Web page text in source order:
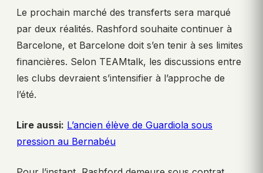
Le prochain marché des transferts sera marqué
par deux réalités. Rashford souhaite continuer à
Barcelone, et Barcelone doit s’en tenir à ses limites
financières. Selon TEAMtalk, les discussions entre
les clubs devraient s’intensifier à l’approche de
l’été.
Lire aussi: L’ancien élève de Guardiola sous
pression au Bernabéu